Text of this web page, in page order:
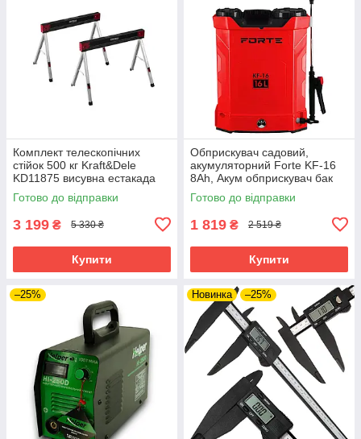
Комплект телескопічних
стійок 500 кг Kraft&Dele
KD11875 висувна естакада
riven
Готово до відправки
3 199 ₴ 5 330 ₴
Купити
Обприскувач садовий,
акумуляторний Forte KF-16
8Ah, Акум обприскувач бак
16 літрів
Готово до відправки
1 819 ₴ 2 519 ₴
Купити
–25% Новинка –25%